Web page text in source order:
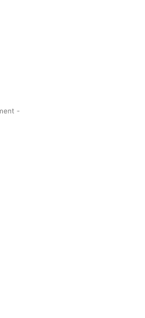
-